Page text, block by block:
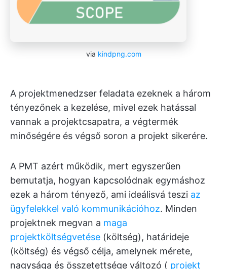
via kindpng.com
A projektmenedzser feladata ezeknek a három
tényezőnek a kezelése, mivel ezek hatással
vannak a projektcsapatra, a végtermék
minőségére és végső soron a projekt sikerére.
A PMT azért működik, mert egyszerűen
bemutatja, hogyan kapcsolódnak egymáshoz
ezek a három tényező, ami ideálisvá teszi az
ügyfelekkel való kommunikációhoz. Minden
projektnek megvan a maga
projektköltségvetése (költség), határideje
(költség) és végső célja, amelynek mérete,
nagysága és összetettsége változó ( projekt